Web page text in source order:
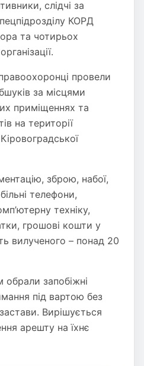
слідчі за
КОРД
та чотирьох
провели
за місцями
приміщеннях та
на території
зброю, набої,
телефони,
техніку,
грошові кошти у
вилученого – понад 20
обрали запобіжні
під вартою без
Вирішується
арешту на їхнє